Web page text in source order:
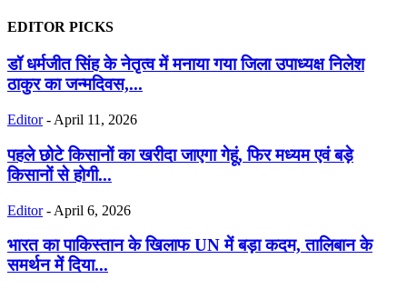
EDITOR PICKS
डॉ धर्मजीत सिंह के नेतृत्व में मनाया गया जिला उपाध्यक्ष निलेश
ठाकुर का जन्मदिवस,...
Editor - April 11, 2026
पहले छोटे किसानों का खरीदा जाएगा गेहूं, फिर मध्यम एवं बड़े
किसानों से होगी...
Editor - April 6, 2026
भारत का पाकिस्तान के खिलाफ UN में बड़ा कदम, तालिबान के
समर्थन में दिया...